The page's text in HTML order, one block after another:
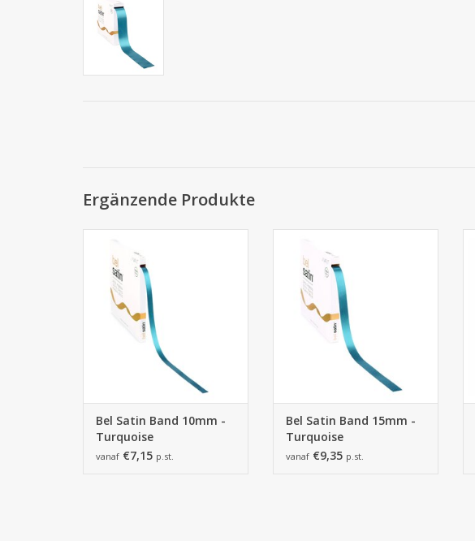
Ergänzende Produkte
ZUM WARENKORB HINZUFÜGEN
Bel Satin Band 10mm -
Turquoise
vanaf €7,15 p.st.
ZUM WARENKORB HINZUFÜGEN
Bel Satin Band 15mm -
Turquoise
vanaf €9,35 p.st.